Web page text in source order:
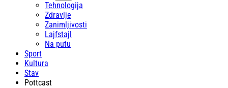
Tehnologija
Zdravlje
Zanimljivosti
Lajfstajl
Na putu
Sport
Kultura
Stav
Pottcast